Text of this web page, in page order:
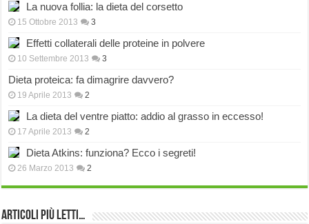
La nuova follia: la dieta del corsetto
15 Ottobre 2013 3
Effetti collaterali delle proteine in polvere
10 Settembre 2013 3
Dieta proteica: fa dimagrire davvero?
19 Aprile 2013 2
La dieta del ventre piatto: addio al grasso in eccesso!
17 Aprile 2013 2
Dieta Atkins: funziona? Ecco i segreti!
26 Marzo 2013 2
Articoli più Letti…